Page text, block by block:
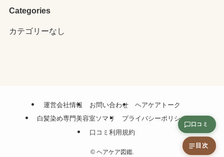
Categories
カテゴリーなし
運営会社情報 お問い合わせ
ヘアケアトーク
白髪染め専門美容室ソマリ
プライバシーポリシー
口コミ利用規約
©ヘアケア図鑑.
口コミ
目次